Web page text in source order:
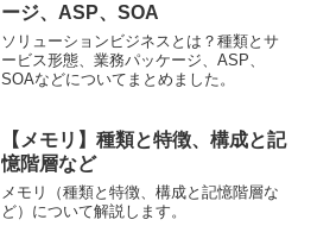
ージ、ASP、SOA
ソリューションビジネスとは？種類とサ
ービス形態、業務パッケージ、ASP、
SOAなどについてまとめました。
【メモリ】種類と特徴、構成と記
憶階層など
メモリ（種類と特徴、構成と記憶階層な
ど）について解説します。